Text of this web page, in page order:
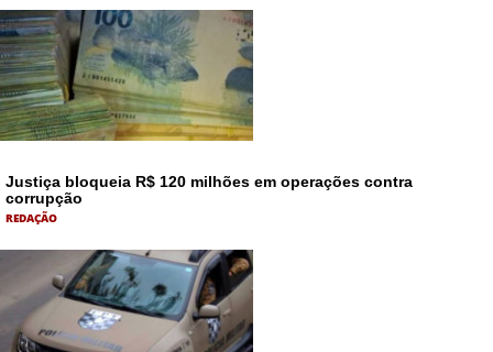
Justiça bloqueia R$ 120 milhões em operações contra
corrupção
REDAÇÃO